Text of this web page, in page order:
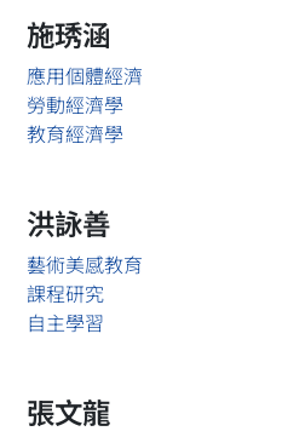
施琇涵
應用個體經濟
勞動經濟學
教育經濟學
洪詠善
藝術美感教育
課程研究
自主學習
張文龍